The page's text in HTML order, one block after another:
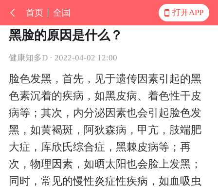
首页 全国 打开APP
黑脸的原因是什么？
健康知多D · 2022-04-02 12:00
脸色发黑，首先，见于遗传因素引起的黑
色素沉着的疾病，如黑皮病、着色性干皮
病等；其次，内分泌因素也会引起脸色发
黑，如黄褐斑，阿狄森病，甲亢，肢端肥
大症，库欣氏综合症，黑棘皮病等；再
次，物理因素，如晒太阳也会脸上发黑；
同时，常见的慢性炎症性疾病，如血吸虫